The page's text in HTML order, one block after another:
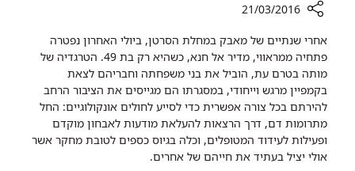
שיתוף
האם
נפטרה
מסרטן,
המשפחה
מגייסים
כספים
21/03/2016
אחרי שנתיים של מאבק במחלת הסרטן, ביולי האחרון נפטרה
פתחיה ממראווי, מדיר אל חנא, כשהיא רק בת 49. הטרגדיה של
מותה בטרם עת, הוביל את בני משפחתה וחבריהם לצאת
בקמפיין מרגש וייחודי, במסגרתו הם מגייסים את הציבור הרחב
להירתם בכל צורה אפשרית כדי לסייע לחולים אונקולוגיים: החל
מתרומות דם, דרך הרצאות להעלאת מודעות לאבחון מוקדם
ופעילות לעידוד המטופלים, וכלה בגיוס כספים לטובת מחקר אשר
אולי יציל בעתיד את חייהם של אחרים.